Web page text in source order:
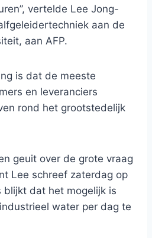
vertelde Lee Jong-
aan de
aan AFP.
is dat de meeste
en leveranciers
rond het grootstedelijk
geuit over de grote vraag
Lee schreef zaterdag op
blijkt dat het mogelijk is
water per dag te